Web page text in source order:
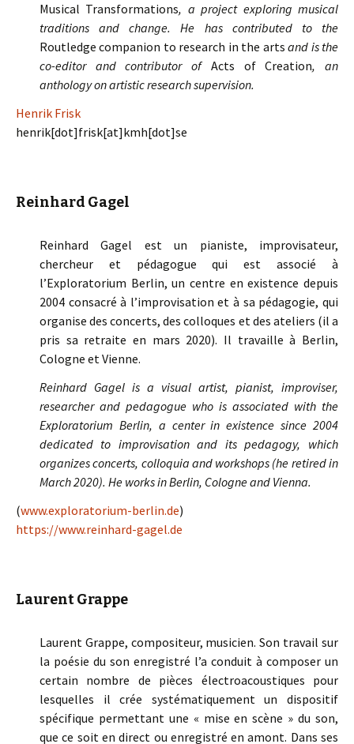
Musical Transformations, a project exploring musical
traditions and change. He has contributed to the
Routledge companion to research in the arts and is the
co-editor and contributor of Acts of Creation, an
anthology on artistic research supervision.
Henrik Frisk
henrik[dot]frisk[at]kmh[dot]se
Reinhard Gagel
Reinhard Gagel est un pianiste, improvisateur,
chercheur et pédagogue qui est associé à
l’Exploratorium Berlin, un centre en existence depuis
2004 consacré à l’improvisation et à sa pédagogie, qui
organise des concerts, des colloques et des ateliers (il a
pris sa retraite en mars 2020). Il travaille à Berlin,
Cologne et Vienne.
Reinhard Gagel is a visual artist, pianist, improviser,
researcher and pedagogue who is associated with the
Exploratorium Berlin, a center in existence since 2004
dedicated to improvisation and its pedagogy, which
organizes concerts, colloquia and workshops (he retired in
March 2020). He works in Berlin, Cologne and Vienna.
(www.exploratorium-berlin.de)
https://www.reinhard-gagel.de
Laurent Grappe
Laurent Grappe, compositeur, musicien. Son travail sur
la poésie du son enregistré l’a conduit à composer un
certain nombre de pièces électroacoustiques pour
lesquelles il crée systématiquement un dispositif
spécifique permettant une « mise en scène » du son,
que ce soit en direct ou enregistré en amont. Dans ses